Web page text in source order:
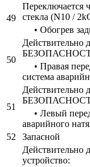
49
Переключается
стекла (N10 /
• Обогрев
50
• Правая
система
51
• Левый
аварийного
52
Запасной
Действительно
устройство: